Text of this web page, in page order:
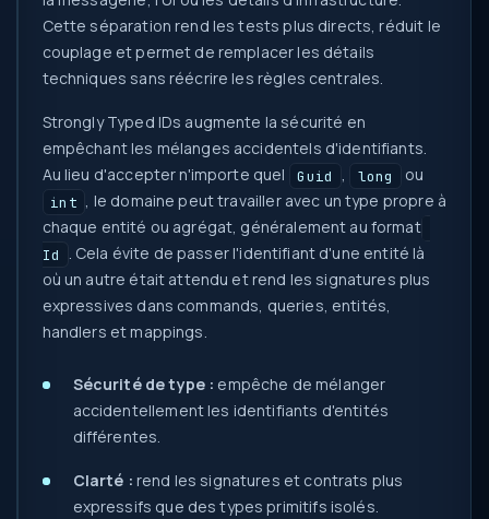
Cette séparation rend les tests plus directs, réduit le
couplage et permet de remplacer les détails
techniques sans réécrire les règles centrales.
Strongly Typed IDs augmente la sécurité en
empêchant les mélanges accidentels d'identifiants.
Au lieu d'accepter n'importe quel
Guid , long ou
int , le domaine peut travailler avec un type propre à
chaque entité ou agrégat, généralement au format
Id
. Cela évite de passer l'identifiant d'une entité là
où un autre était attendu et rend les signatures plus
expressives dans commands, queries, entités,
handlers et mappings.
Sécurité de type : empêche de mélanger
accidentellement les identifiants d'entités
différentes.
Clarté : rend les signatures et contrats plus
expressifs que des types primitifs isolés.